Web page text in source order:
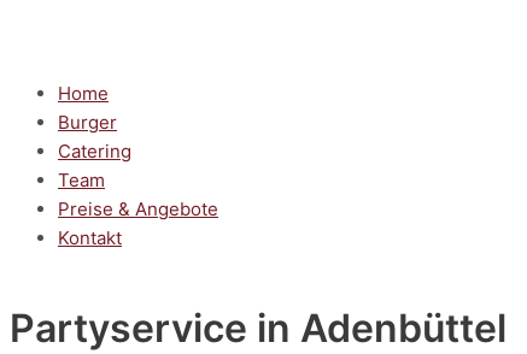
Home
Burger
Catering
Team
Preise & Angebote
Kontakt
Partyservice in Adenbüttel